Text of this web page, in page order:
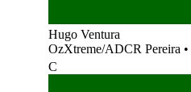
Hugo Ventura
OzXtreme/ADCR Pereira •
C